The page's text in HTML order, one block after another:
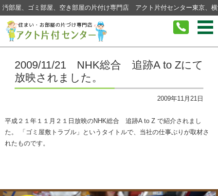
汚部屋、ゴミ部屋、空き部屋の片付け専門店 アクト片付センター東京、
コンテンツに移動
2009/11/21 NHK総合 追跡A to Zにて
放映されました。
2009年11月21日
平成２１年１１月２１日放映のNHK総合 追跡A to Z で紹介されまし
た。 「ゴミ屋敷トラブル」というタイトルで、当社の仕事ぶりが取材さ
れたものです。